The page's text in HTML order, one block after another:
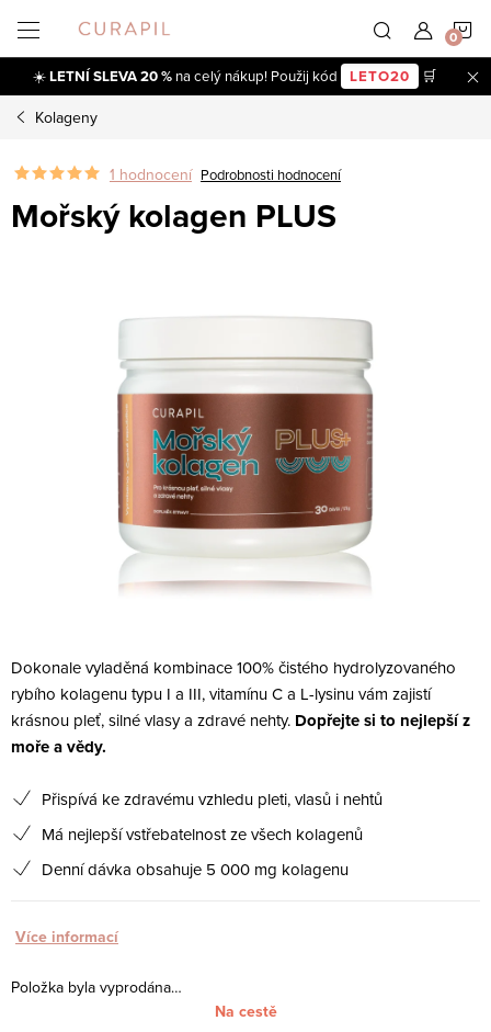
obsah
☀️LETNÍ SLEVA 20 % na celý nákup! Použij kód LETO20 🛒
Kolageny
1 hodnocení Podrobnosti hodnocení
Mořský kolagen PLUS
Dokonale vyladěná kombinace 100% čistého hydrolyzovaného
rybího kolagenu typu I a III, vitamínu C a L-lysinu vám zajistí
krásnou pleť, silné vlasy a zdravé nehty. Dopřejte si to nejlepší z
moře a vědy.
Přispívá ke zdravému vzhledu pleti, vlasů i nehtů
Má nejlepší vstřebatelnost ze všech kolagenů
Denní dávka obsahuje 5 000 mg kolagenu
Více informací
Položka byla vyprodána…
Na cestě